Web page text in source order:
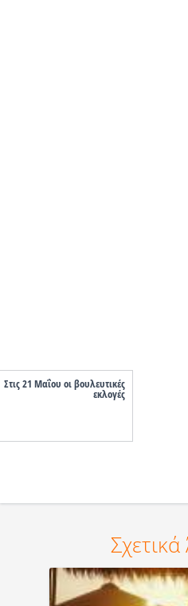
Στις 21 Μαΐου οι βουλευτικές
εκλογές